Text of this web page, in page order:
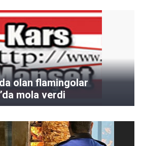
olan flamingolar
mola verdi